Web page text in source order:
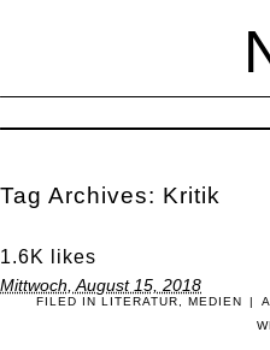
Tag Archives: Kritik
1.6K likes
Mittwoch, August 15, 2018
FILED IN LITERATUR, MEDIEN |